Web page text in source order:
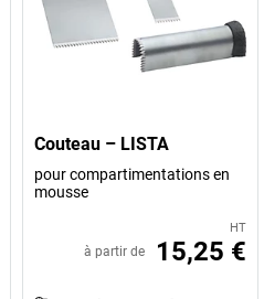
Couteau – LISTA
pour compartimentations en
mousse
HT
à partir de 15,25 €